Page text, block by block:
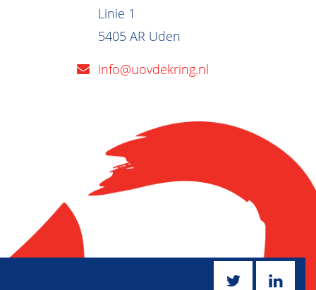
Linie 1
5405 AR Uden
info@uovdekring.nl